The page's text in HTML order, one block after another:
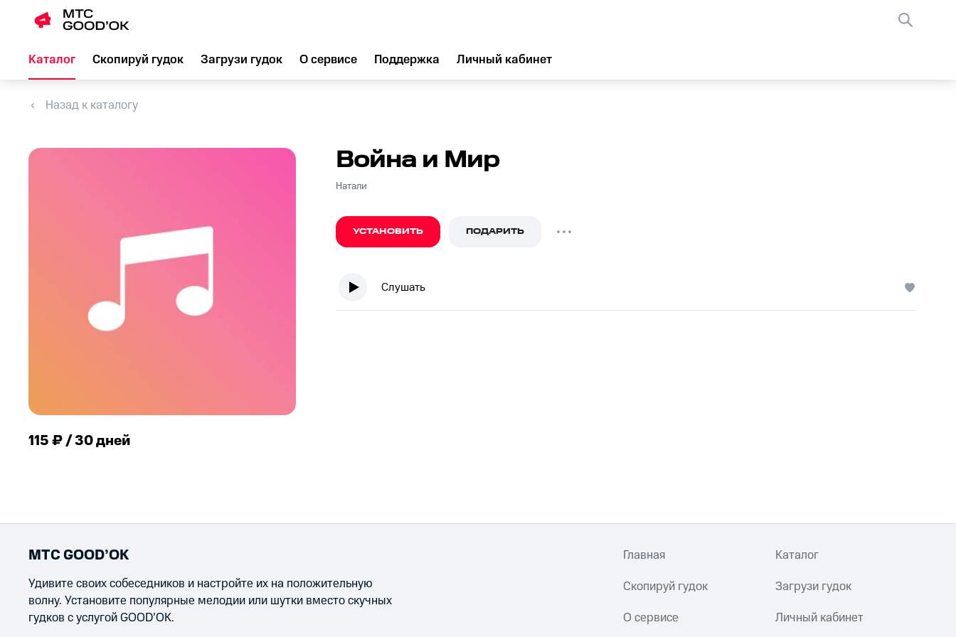
Каталог Скопируй гудок Загрузи гудок О сервисе Поддержка Личный кабинет
Назад к каталогу
115 ₽ / 30 дней
Война и Мир
Натали
УСТАНОВИТЬ ПОДАРИТЬ
Слушать
МТС GOOD’OK
Удивите своих собеседников и настройте их на положительную
волну. Установите популярные мелодии или шутки вместо скучных
гудков с услугой GOOD’OK.
Главная Каталог
Скопируй гудок Загрузи гудок
О сервисе Личный кабинет